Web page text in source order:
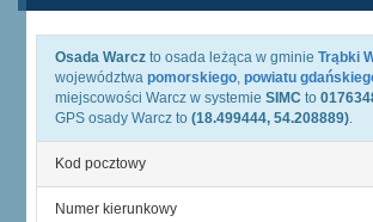
Osada Warcz to osada leżąca w gminie Trąbki
województwa pomorskiego, powiatu
miejscowości Warcz w systemie SIMC to
GPS osady Warcz to (18.499444, 54.208889).
Kod pocztowy
Numer kierunkowy